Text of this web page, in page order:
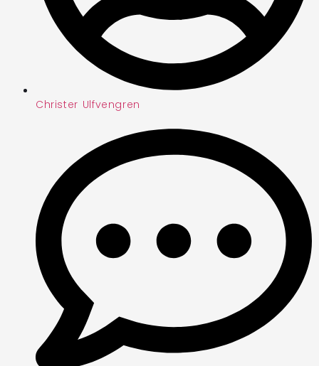
Christer Ulfvengren